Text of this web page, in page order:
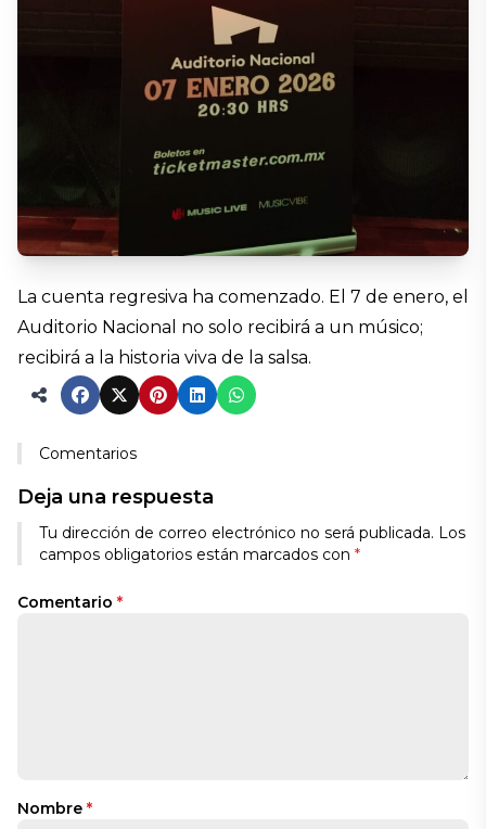
La cuenta regresiva ha comenzado. El 7 de enero, el
Auditorio Nacional no solo recibirá a un músico;
recibirá a la historia viva de la salsa.
Comentarios
Deja una respuesta
Tu dirección de correo electrónico no será publicada. Los
campos obligatorios están marcados con *
Comentario *
Nombre *